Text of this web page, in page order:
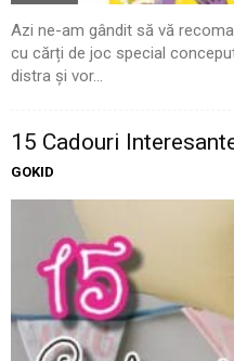
Azi ne-am gândit să vă
cu cărți de joc special
distra și vor...
15 Cadouri
GOKID